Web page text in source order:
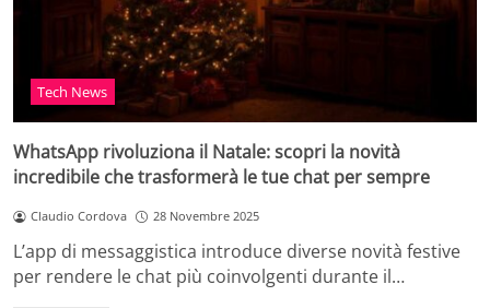
Tech News
WhatsApp rivoluziona il Natale: scopri la novità
incredibile che trasformerà le tue chat per sempre
Claudio Cordova 28 Novembre 2025
L’app di messaggistica introduce diverse novità festive
per rendere le chat più coinvolgenti durante il…